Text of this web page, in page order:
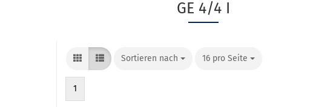
GE 4/4 I
Sortieren nach
Sortieren nach 16 pro Seite
pro Seite
1